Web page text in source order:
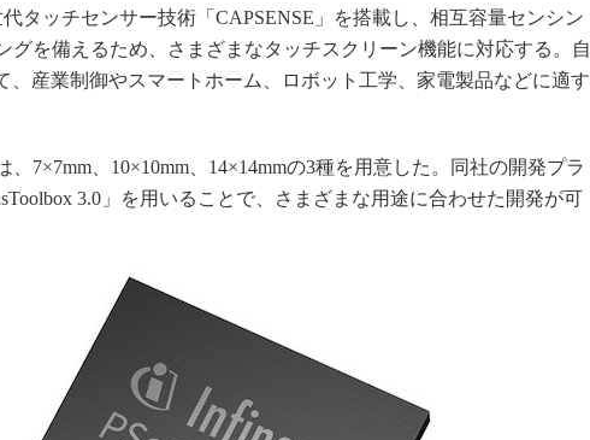
代の無線規格を知る【Thread
代の無線規格を知る【Z-Wave
タッチセンサー技術「CAPSENSE」を搭載し、相互容量センシン
グを備えるため、さまざまなタッチスクリーン機能に対応する。自
、産業制御やスマートホーム、ロボット工学、家電製品などに適す
7×7mm、10×10mm、14×14mmの3種を用意した。同社の開発プラ
3.0」を用いることで、さまざまな用途に合わせた開発が可